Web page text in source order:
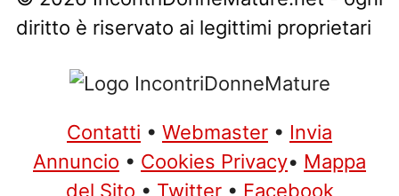
diritto è riservato ai legittimi proprietari
Contatti • Webmaster • Invia
Annuncio • Cookies Privacy• Mappa
del Sito • Twitter• Facebook